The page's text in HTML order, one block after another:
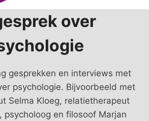
over
gesprekken en interviews met
psychologie. Bijvoorbeeld met
Selma Kloeg, relatietherapeut
psycholoog en filosoof Marjan